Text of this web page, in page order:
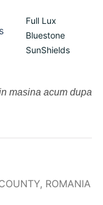
Full Lux
Bluestone
SunShields
masina acum dupa